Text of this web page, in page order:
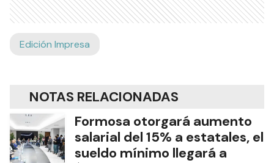
Edición Impresa
NOTAS RELACIONADAS
Formosa otorgará aumento
salarial del 15% a estatales, el
sueldo mínimo llegará a